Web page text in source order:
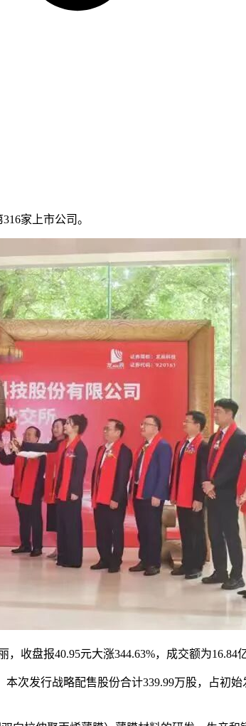
家上市公司。
收盘报40.95元大涨344.63%，成交额为16.84
次发行战略配售股份合计339.99万股，占初